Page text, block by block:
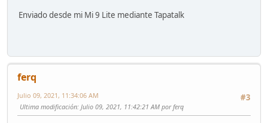
Enviado desde mi Mi 9 Lite mediante Tapatalk
ferq
#3
Julio 09, 2021, 11:34:06 AM
Ultima modificación: Julio 09, 2021, 11:42:21 AM por ferq